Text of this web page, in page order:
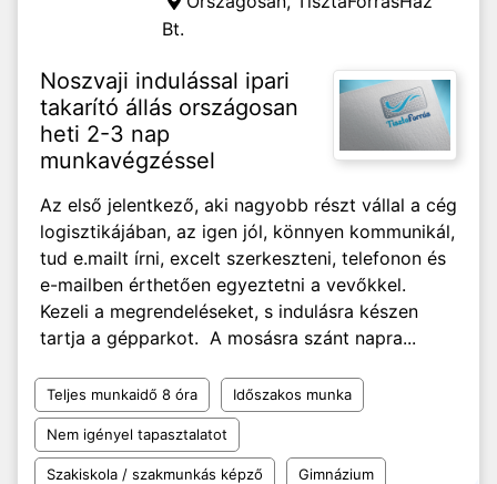
Bt.
Noszvaji indulással ipari
takarító állás országosan
heti 2-3 nap
munkavégzéssel
Az első jelentkező, aki nagyobb részt vállal a cég
logisztikájában, az igen jól, könnyen kommunikál,
tud e.mailt írni, excelt szerkeszteni, telefonon és
e-mailben érthetően egyeztetni a vevőkkel.
Kezeli a megrendeléseket, s indulásra készen
tartja a gépparkot. A mosásra szánt napra...
Teljes munkaidő 8 óra Időszakos munka
Nem igényel tapasztalatot
Szakiskola / szakmunkás képző Gimnázium